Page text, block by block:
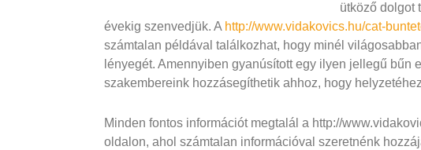
ütköző dolgot
évekig szenvedjük. A http://www.vidakovics.hu/cat-
számtalan példával találkozhat, hogy minél
lényegét. Amennyiben gyanúsított egy ilyen jellegű bűn
szakembereink hozzásegíthetik ahhoz, hogy
Minden fontos információt megtalál a http://
oldalon, ahol számtalan információval szeretnénk